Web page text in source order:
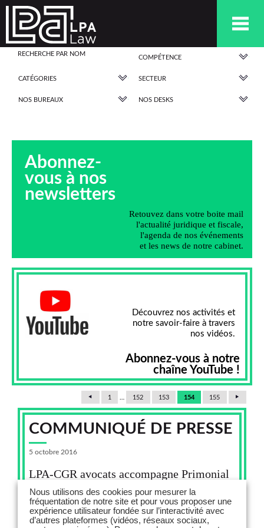
COMPÉTENCE
CATÉGORIES SECTEUR
NOS BUREAUX NOS DESKS
Abonnez-
vous à nos
newsletters
Retouvez dans votre boite mail
l'actualité juridique et fiscale,
l'agenda de nos événements
et les news de notre cabinet.
Découvrez nos activités et
notre savoir-faire à travers
nos vidéos.
Abonnez-vous à notre
chaîne YouTube !
1 152 153 154 155
COMMUNIQUÉ DE PRESSE
5 octobre 2016
LPA-CGR avocats accompagne Primonial
REIM dans le cadre de l’acquisition de 68
établissements médicalisés en Allemagne
Nous utilisons des cookies pour mesurer la
fréquentation de notre site et pour vous proposer une
expérience utilisateur fondée sur l’interactivité avec
d’autres plateformes (vidéos, réseaux sociaux,